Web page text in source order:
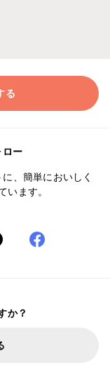
る
ロー
、簡単においしく
います。
か？